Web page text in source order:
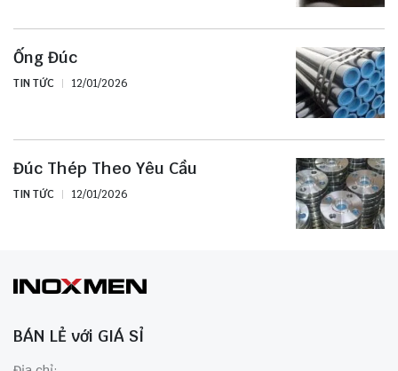
Ống Đúc
TIN TỨC 12/01/2026
Đúc Thép Theo Yêu Cầu
TIN TỨC 12/01/2026
BÁN LẺ với GIÁ SỈ